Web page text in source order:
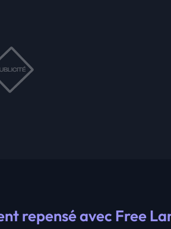
repensé avec Free